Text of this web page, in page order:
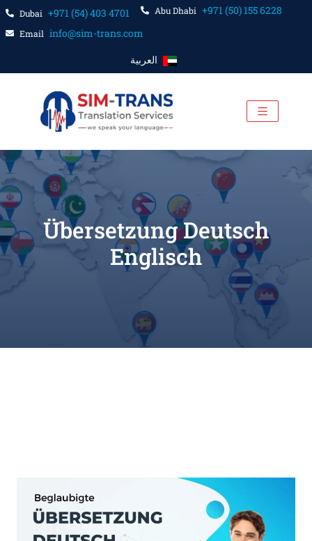
Dubai +971 (54) 403 4701 Abu Dhabi +971 (50) 155 6228
Email info@sim-trans.com
العربية
Übersetzung Deutsch
Englisch